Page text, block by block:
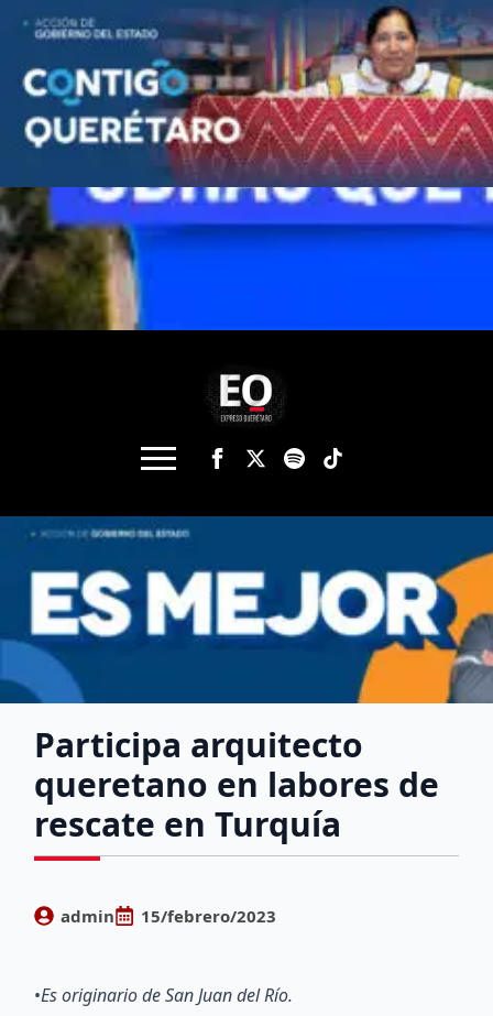
Participa arquitecto
queretano en labores de
rescate en Turquía
admin 15/febrero/2023
•Es originario de San Juan del Río.